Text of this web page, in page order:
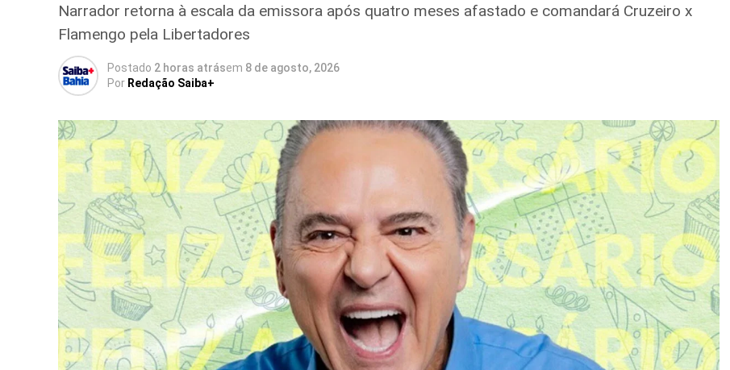
Narrador retorna à escala da emissora após quatro meses afastado e comandará Cruzeiro x
Flamengo pela Libertadores
Postado 2 horas atrásem 8 de agosto, 2026
Por Redação Saiba+